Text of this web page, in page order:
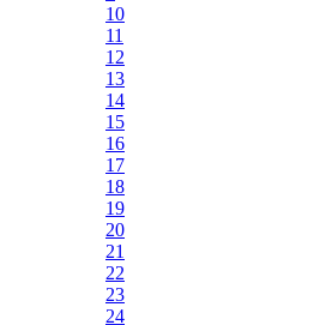
10
11
12
13
14
15
16
17
18
19
20
21
22
23
24